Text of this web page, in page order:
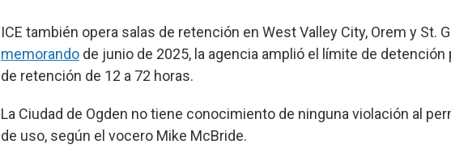
ICE también opera salas de retención en West Valley City, Orem y St.
memorando de junio de 2025, la agencia amplió el límite de
de retención de 12 a 72 horas.
La Ciudad de Ogden no tiene conocimiento de ninguna violación al
de uso, según el vocero Mike McBride.